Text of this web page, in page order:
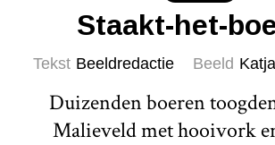
Staakt-het-
Tekst Beeldredactie Beeld
Duizenden boeren
Malieveld met hooivork